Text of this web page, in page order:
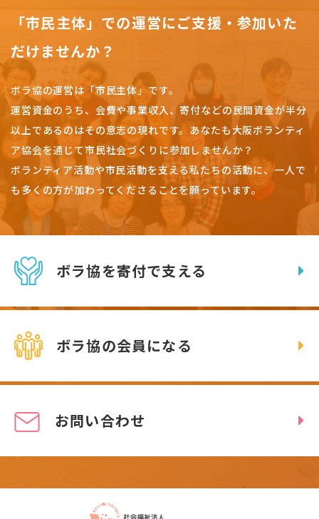
「市民主体」での運営にご支援・参加いた
だけませんか？
ボラ協の運営は「市民主体」です。
運営資金のうち、会費や事業収入、寄付などの民間資金が半分
以上であるのはその意志の現れです。 あなたも大阪ボランティ
ア協会を通じて市民社会づくりに参加しませんか？
ボランティア活動や市民活動を支える私たちの活動に、一人で
も多くの方が加わってくださることを願っています。
ボラ協を寄付で支える
ボラ協の会員になる
お問い合わせ